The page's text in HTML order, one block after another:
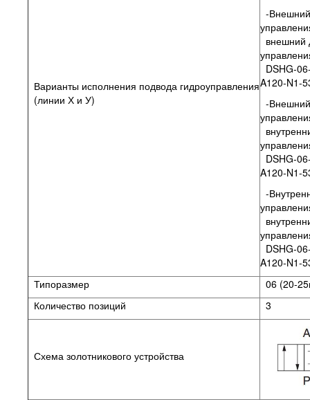
Варианты исполнения подвода гидроуправления
(линии Х и У)
-
внешний
DSHG-
A120-N1-
-
DSHG-
A120-N1-
-
DSHG-
A120-N1-
Типоразмер
06 (20-
Количество позиций
3
Схема золотникового устройства